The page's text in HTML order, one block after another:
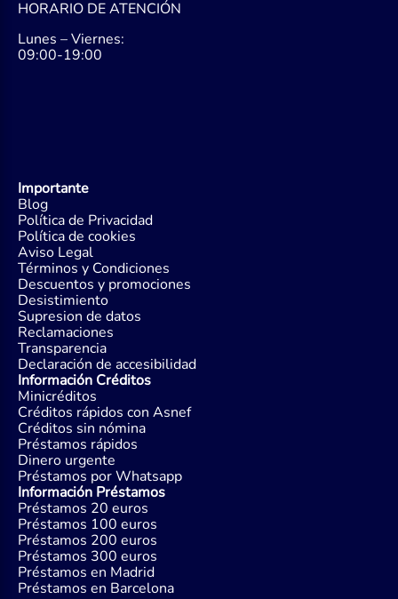
HORARIO DE ATENCIÓN
Lunes – Viernes:
09:00-19:00
Importante
Blog
Política de Privacidad
Política de cookies
Aviso Legal
Términos y Condiciones
Descuentos y promociones
Desistimiento
Supresion de datos
Reclamaciones
Transparencia
Declaración de accesibilidad
Información Créditos
Minicréditos
Créditos rápidos con Asnef
Créditos sin nómina
Préstamos rápidos
Dinero urgente
Préstamos por Whatsapp
Información Préstamos
Préstamos 20 euros
Préstamos 100 euros
Préstamos 200 euros
Préstamos 300 euros
Préstamos en Madrid
Préstamos en Barcelona